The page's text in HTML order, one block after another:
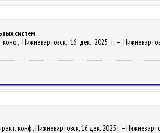
систем
Нижневартовск, 16 дек. 2025 г. –
конф., Нижневартовск, 16 дек. 2025 г. –